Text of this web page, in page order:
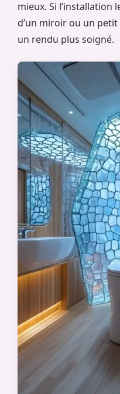
mieux. Si l’installation
d’un miroir ou un
un rendu plus soigné.